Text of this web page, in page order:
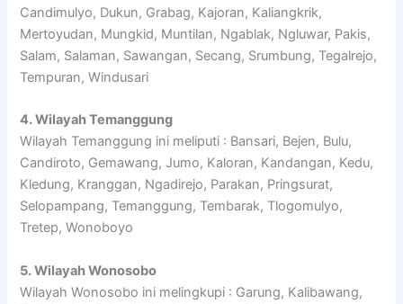
Candimulyo, Dukun, Grabag, Kajoran, Kaliangkrik,
Mertoyudan, Mungkid, Muntilan, Ngablak, Ngluwar, Pakis,
Salam, Salaman, Sawangan, Secang, Srumbung, Tegalrejo,
Tempuran, Windusari
4. Wilayah Temanggung
Wilayah Temanggung ini meliputi : Bansari, Bejen, Bulu,
Candiroto, Gemawang, Jumo, Kaloran, Kandangan, Kedu,
Kledung, Kranggan, Ngadirejo, Parakan, Pringsurat,
Selopampang, Temanggung, Tembarak, Tlogomulyo,
Tretep, Wonoboyo
5. Wilayah Wonosobo
Wilayah Wonosobo ini melingkupi : Garung, Kalibawang,